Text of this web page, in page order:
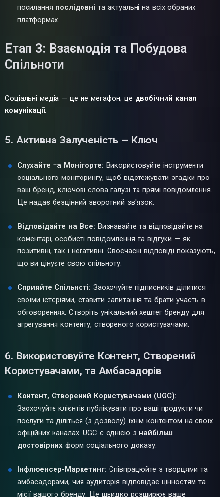
посилання послідовні та актуальні на всіх обраних
платформах.
Етап 3: Взаємодія та Побудова
Спільноти
Соціальні медіа — це не мегафон; це двобічний канал
комунікації.
5. Активна Залученість – Ключ
Слухайте та Моніторте: Використовуйте інструменти
соціального моніторингу, щоб відстежувати згадки про
ваш бренд, ключові слова галузі та прямі повідомлення.
Це надає безцінний зворотний зв'язок.
Відповідайте на Все: Визнавайте та відповідайте на
коментарі, особисті повідомлення та відгуки — як
позитивні, так і негативні. Своєчасні відповіді показують,
що ви цінуєте свою спільноту.
Сприяйте Спільноті: Заохочуйте підписників ділитися
своїми історіями, ставити запитання та брати участь в
обговореннях. Створіть унікальний хештег бренду для
агрегування контенту, створеного користувачами.
6. Використовуйте Контент, Створений
Користувачами, та Амбасадорів
Контент, Створений Користувачами (UGC):
Заохочуйте клієнтів публікувати про ваші продукти чи
послуги та діліться (з дозволу) їхнім контентом на своїх
офіційних каналах. UGC є однією з найбільш
достовірних форм соціального доказу.
Інфлюенсер-Маркетинг: Співпрацюйте з творцями та
амбасадорами, чия аудиторія відповідає цінностям та
місії вашого бренду. Це швидко розширює ваше